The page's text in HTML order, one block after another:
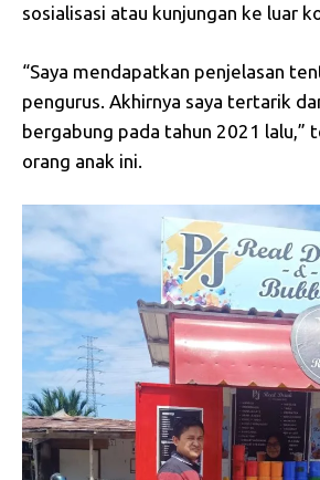
sosialisasi atau kunjungan ke luar
“Saya mendapatkan penjelasan
pengurus. Akhirnya saya tertarik
bergabung pada tahun 2021 lalu,”
orang anak ini.